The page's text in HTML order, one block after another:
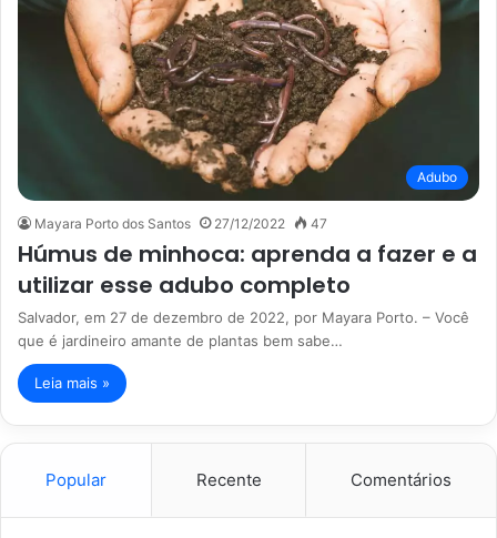
Adubo
Mayara Porto dos Santos 27/12/2022 47
Húmus de minhoca: aprenda a fazer e a
utilizar esse adubo completo
Salvador, em 27 de dezembro de 2022, por Mayara Porto. – Você
que é jardineiro amante de plantas bem sabe…
Leia mais »
Popular Recente Comentários